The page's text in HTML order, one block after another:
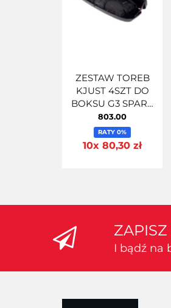
ZESTAW TOREB
KJUST 4SZT DO
BOKSU G3 SPARK
480
803.00
RATY 0%
10x 80,30 zł
I bądź na